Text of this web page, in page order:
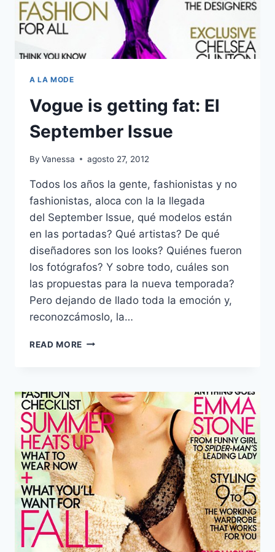
A LA MODE
Vogue is getting fat: El
September Issue
By Vanessa agosto 27, 2012
Todos los años la gente, fashionistas y no
fashionistas, aloca con la la llegada
del September Issue, qué modelos están
en las portadas? Qué artistas? De qué
diseñadores son los looks? Quiénes fueron
los fotógrafos? Y sobre todo, cuáles son
las propuestas para la nueva temporada?
Pero dejando de llado toda la emoción y,
reconozcámoslo, la…
READ MORE VOGUE
EL
SEPTEMBER
ISSUE